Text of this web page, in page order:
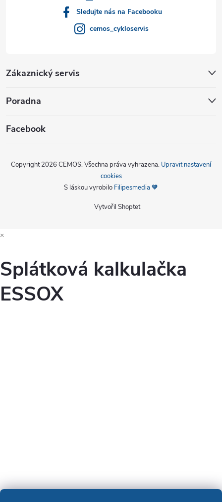
Sledujte nás na Facebooku
cemos_cykloservis
Zákaznický servis
Poradna
Facebook
Vytvořil Shoptet
Copyright 2026 CEMOS. Všechna práva vyhrazena. Upravit nastavení
cookies
S láskou vyrobilo Filipesmedia 🧡
×
Splátková kalkulačka
ESSOX